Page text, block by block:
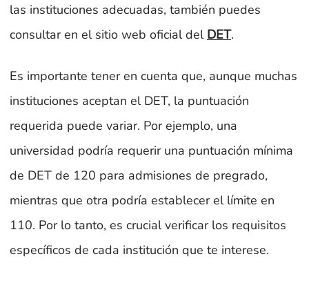
las instituciones adecuadas, también puedes
consultar en el sitio web oficial del DET.
Es importante tener en cuenta que, aunque muchas
instituciones aceptan el DET, la puntuación
requerida puede variar. Por ejemplo, una
universidad podría requerir una puntuación mínima
de DET de 120 para admisiones de pregrado,
mientras que otra podría establecer el límite en
110. Por lo tanto, es crucial verificar los requisitos
específicos de cada institución que te interese.